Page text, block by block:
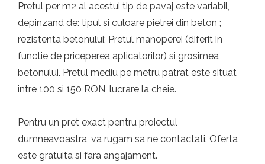
Pretul per m2 al acestui tip de pavaj este variabil,
depinzand de: tipul si culoare pietrei din beton ;
rezistenta betonului; Pretul manoperei (diferit in
functie de priceperea aplicatorilor) si grosimea
betonului. Pretul mediu pe metru patrat este situat
intre 100 si 150 RON, lucrare la cheie.
Pentru un pret exact pentru proiectul
dumneavoastra, va rugam sa ne contactati. Oferta
este gratuita si fara angajament.